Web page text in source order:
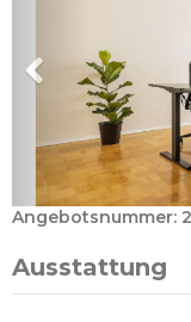
Angebotsnummer:
Ausstattung